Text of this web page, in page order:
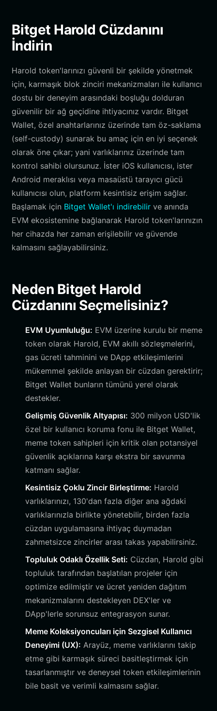
Bitget Harold Cüzdanını
İndirin
Harold token'larınızı güvenli bir şekilde yönetmek
için, karmaşık blok zinciri mekanizmaları ile kullanıcı
dostu bir deneyim arasındaki boşluğu dolduran
güvenilir bir ağ geçidine ihtiyacınız vardır. Bitget
Wallet, özel anahtarlarınız üzerinde tam öz-saklama
(self-custody) sunarak bu amaç için en iyi seçenek
olarak öne çıkar; yani varlıklarınız üzerinde tam
kontrol sahibi olursunuz. İster iOS kullanıcısı, ister
Android meraklısı veya masaüstü tarayıcı gücü
kullanıcısı olun, platform kesintisiz erişim sağlar.
Başlamak için Bitget Wallet'ı indirebilir ve anında
EVM ekosistemine bağlanarak Harold token'larınızın
her cihazda her zaman erişilebilir ve güvende
kalmasını sağlayabilirsiniz.
Neden Bitget Harold
Cüzdanını Seçmelisiniz?
EVM Uyumluluğu: EVM üzerine kurulu bir meme
token olarak Harold, EVM akıllı sözleşmelerini,
gas ücreti tahminini ve DApp etkileşimlerini
mükemmel şekilde anlayan bir cüzdan gerektirir;
Bitget Wallet bunların tümünü yerel olarak
destekler.
Gelişmiş Güvenlik Altyapısı: 300 milyon USD'lik
özel bir kullanıcı koruma fonu ile Bitget Wallet,
meme token sahipleri için kritik olan potansiyel
güvenlik açıklarına karşı ekstra bir savunma
katmanı sağlar.
Kesintisiz Çoklu Zincir Birleştirme: Harold
varlıklarınızı, 130'dan fazla diğer ana ağdaki
varlıklarınızla birlikte yönetebilir, birden fazla
cüzdan uygulamasına ihtiyaç duymadan
zahmetsizce zincirler arası takas yapabilirsiniz.
Topluluk Odaklı Özellik Seti: Cüzdan, Harold gibi
topluluk tarafından başlatılan projeler için
optimize edilmiştir ve ücret yeniden dağıtım
mekanizmalarını destekleyen DEX'ler ve
DApp'lerle sorunsuz entegrasyon sunar.
Meme Koleksiyoncuları için Sezgisel Kullanıcı
Deneyimi (UX): Arayüz, meme varlıklarını takip
etme gibi karmaşık süreci basitleştirmek için
tasarlanmıştır ve deneysel token etkileşimlerinin
bile basit ve verimli kalmasını sağlar.